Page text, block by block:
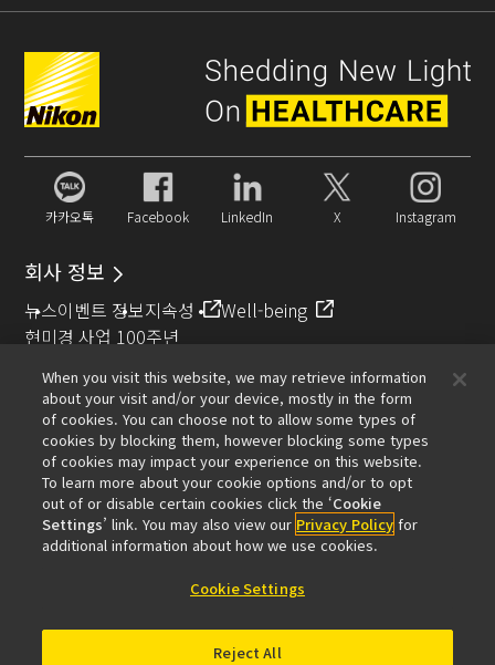
카카오톡 Facebook LinkedIn X Instagram
회사 정보
뉴스이벤트 정보지속성
Well-being
현미경 사업 100주년
추천 링크
대물렌즈 셀렉터 Resolution CalculatorPubScopeOEM
Nikon Small World
MicroscopyU
기타 니콘 제품
카메라 및 쌍안경 관련 제품
산업용 계측 제품
When you visit this website, we may retrieve information
about your visit and/or your device, mostly in the form
of cookies. You can choose not to allow some types of
cookies by blocking them, however blocking some types
of cookies may impact your experience on this website.
To learn more about your cookie options and/or to opt
out of or disable certain cookies click the ‘Cookie
Settings’ link. You may also view our Privacy Policy for
additional information about how we use cookies.
Cookie Settings
Reject All